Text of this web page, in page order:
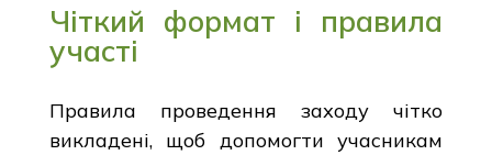
Чіткий формат і правила
участі
Правила проведення заходу чітко
викладені, щоб допомогти учасникам